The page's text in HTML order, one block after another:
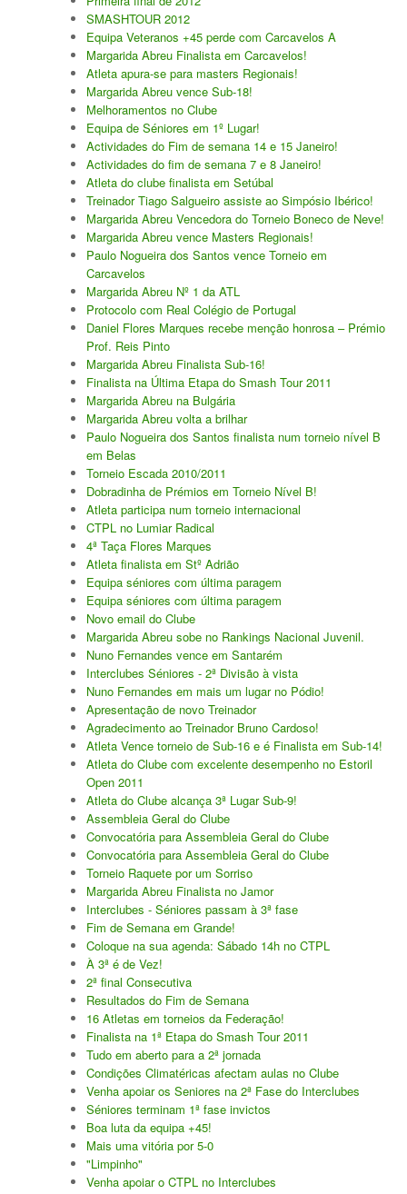
SMASHTOUR 2012
Equipa Veteranos +45 perde com Carcavelos A
Margarida Abreu Finalista em Carcavelos!
Atleta apura-se para masters Regionais!
Margarida Abreu vence Sub-18!
Melhoramentos no Clube
Equipa de Séniores em 1º Lugar!
Actividades do Fim de semana 14 e 15 Janeiro!
Actividades do fim de semana 7 e 8 Janeiro!
Atleta do clube finalista em Setúbal
Treinador Tiago Salgueiro assiste ao Simpósio Ibérico!
Margarida Abreu Vencedora do Torneio Boneco de Neve!
Margarida Abreu vence Masters Regionais!
Paulo Nogueira dos Santos vence Torneio em
Carcavelos
Margarida Abreu Nº 1 da ATL
Protocolo com Real Colégio de Portugal
Daniel Flores Marques recebe menção honrosa – Prémio
Prof. Reis Pinto
Margarida Abreu Finalista Sub-16!
Finalista na Última Etapa do Smash Tour 2011
Margarida Abreu na Bulgária
Margarida Abreu volta a brilhar
Paulo Nogueira dos Santos finalista num torneio nível B
em Belas
Torneio Escada 2010/2011
Dobradinha de Prémios em Torneio Nível B!
Atleta participa num torneio internacional
CTPL no Lumiar Radical
4ª Taça Flores Marques
Atleta finalista em Stº Adrião
Equipa séniores com última paragem
Equipa séniores com última paragem
Novo email do Clube
Margarida Abreu sobe no Rankings Nacional Juvenil.
Nuno Fernandes vence em Santarém
Interclubes Séniores - 2ª Divisão à vista
Nuno Fernandes em mais um lugar no Pódio!
Apresentação de novo Treinador
Agradecimento ao Treinador Bruno Cardoso!
Atleta Vence torneio de Sub-16 e é Finalista em Sub-14!
Atleta do Clube com excelente desempenho no Estoril
Open 2011
Atleta do Clube alcança 3ª Lugar Sub-9!
Assembleia Geral do Clube
Convocatória para Assembleia Geral do Clube
Convocatória para Assembleia Geral do Clube
Torneio Raquete por um Sorriso
Margarida Abreu Finalista no Jamor
Interclubes - Séniores passam à 3ª fase
Fim de Semana em Grande!
Coloque na sua agenda: Sábado 14h no CTPL
À 3ª é de Vez!
2ª final Consecutiva
Resultados do Fim de Semana
16 Atletas em torneios da Federação!
Finalista na 1ª Etapa do Smash Tour 2011
Tudo em aberto para a 2ª jornada
Condições Climatéricas afectam aulas no Clube
Venha apoiar os Seniores na 2ª Fase do Interclubes
Séniores terminam 1ª fase invictos
Boa luta da equipa +45!
Mais uma vitória por 5-0
"Limpinho"
Venha apoiar o CTPL no Interclubes